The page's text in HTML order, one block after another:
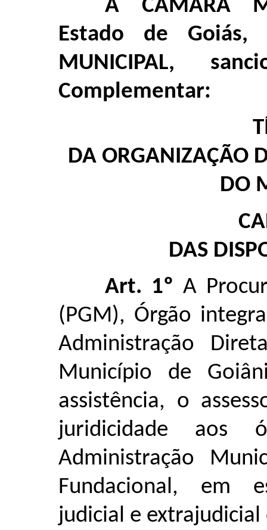
A CÂMARA
Estado de Goiás,
MUNICIPAL,
Complementar:
DA ORGANIZAÇÃO
DO
DAS
Art. 1º A
(PGM), Órgão
Administração
Município de
assistência, o
juridicidade aos
Administração
Fundacional, em
judicial e